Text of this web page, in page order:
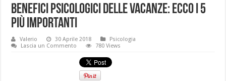
Benefici psicologici delle vacanze: ecco i 5
più importanti
Valerio 30 Aprile 2018
Psicologia
Lascia un Commento
780 Views